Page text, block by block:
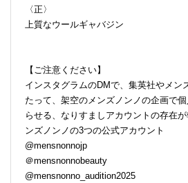
〈正〉
上質なウールギャバジン
【ご注意ください】
インスタグラムのDMで、集英社やメン
たって、架空のメンズノンノの企画で
らせる、なりすましアカウントの存在
ンズノンノの3つの公式アカウント
@mensnonnojp
＠mensnonnobeauty
@mensnonno_audition2025